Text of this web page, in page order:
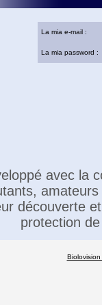
La mia e-mail :
La mia password :
avec la
découverte
protection
Biolovision